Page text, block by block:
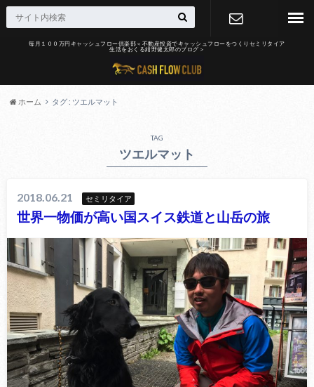
毎月１００万円キャッシュフロー倶楽部＜不動産投資でキャッシュフローをつくりセミリタイア
生活をおくる紺野健太郎のブログ＞
ホーム タグ : ツエルマット
TAG
ツエルマット
2018.06.21 セミリタイア
世界一物価が高い国スイス鉄道と山岳の旅